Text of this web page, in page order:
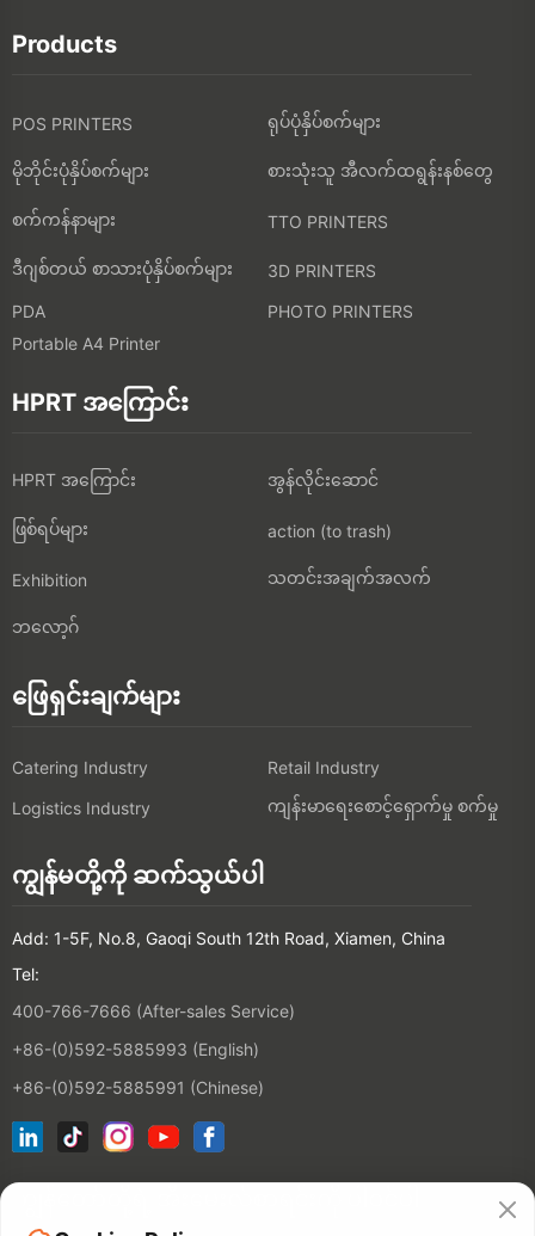
Products
POS PRINTERS ရုပ်ပုံနှိပ်စက်များ
မိုဘိုင်းပုံနှိပ်စက်များ စားသုံးသူ အီလက်ထရွန်းနစ်တွေ
စက်ကန်နာများ TTO PRINTERS
ဒီဂျစ်တယ် စာသားပုံနှိပ်စက်များ
3D PRINTERS
PDA
PHOTO PRINTERS
Portable A4 Printer
HPRT အကြောင်း
HPRT အကြောင်း အွန်လိုင်းဆောင်
ဖြစ်ရပ်များ action (to trash)
Exhibition သတင်းအချက်အလက်
ဘလော့ဂ်
ဖြေရှင်းချက်များ
Catering Industry
Retail Industry
Logistics Industry
ကျန်းမာရေးစောင့်ရှောက်မှု စက်မှု
ကျွန်မတို့ကို ဆက်သွယ်ပါ
Add: 1-5F, No.8, Gaoqi South 12th Road, Xiamen, China
Tel:
400-766-7666 (After-sales Service)
+86-(0)592-5885993 (English)
+86-(0)592-5885991 (Chinese)